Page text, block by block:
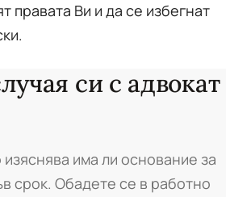
правата Ви и да се избегнат
си с адвокат
има ли основание за
срок. Обадете се в работно